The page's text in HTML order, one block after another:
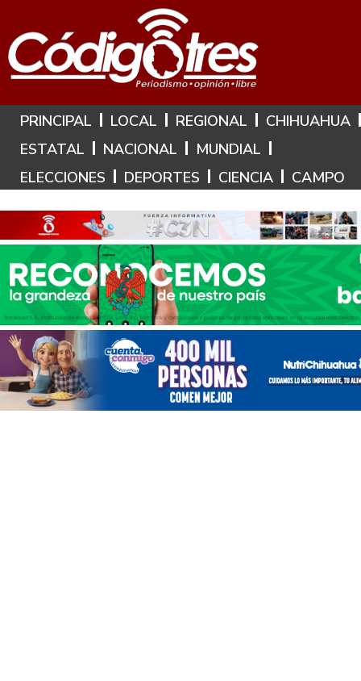
Hoy es: 9 de Agosto de 2026
PRINCIPAL LOCAL REGIONAL
CHIHUAHUA
ESTATAL
NACIONAL
MUNDIAL
ELECCIONES
DEPORTES CIENCIA CAMPO